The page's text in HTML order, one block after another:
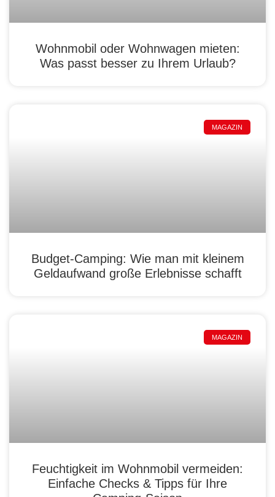
Wohnmobil oder Wohnwagen mieten:
Was passt besser zu Ihrem Urlaub?
MAGAZIN
Budget-Camping: Wie man mit kleinem
Geldaufwand große Erlebnisse schafft
MAGAZIN
Feuchtigkeit im Wohnmobil vermeiden:
Einfache Checks & Tipps für Ihre